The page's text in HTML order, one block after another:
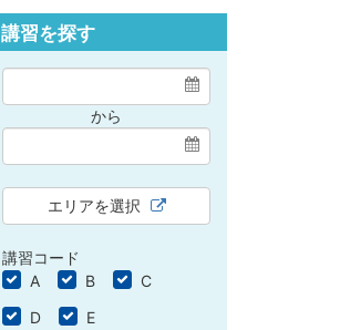
講習を探す
から
エリアを選択
講習コード
A
B
C
D
E